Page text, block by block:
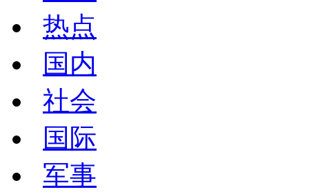
热点
国内
社会
国际
军事